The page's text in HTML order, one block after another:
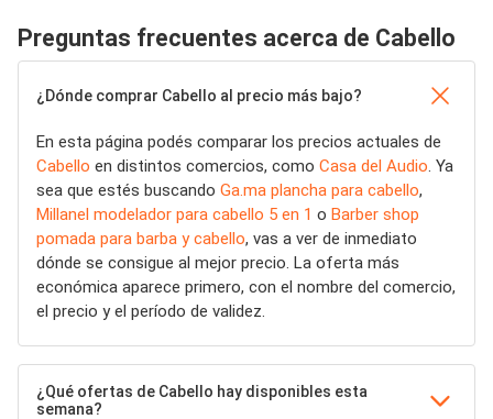
Preguntas frecuentes acerca de Cabello
¿Dónde comprar Cabello al precio más bajo?
En esta página podés comparar los precios actuales de
Cabello en distintos comercios, como Casa del Audio . Ya
sea que estés buscando Ga.ma plancha para cabello,
Millanel modelador para cabello 5 en 1 o Barber shop
pomada para barba y cabello, vas a ver de inmediato
dónde se consigue al mejor precio. La oferta más
económica aparece primero, con el nombre del comercio,
el precio y el período de validez.
¿Qué ofertas de Cabello hay disponibles esta
semana?